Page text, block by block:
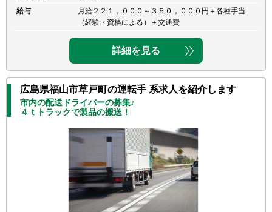
給与
月給２２１，０００～３５０，０００円＋各種手当
（経験・資格による）＋交通費
詳細を見る
広島県福山市草戸町の運転手 系求人を紹介します
市内の配送ドライバーの募集♪
４ｔトラックで製品の搬送！